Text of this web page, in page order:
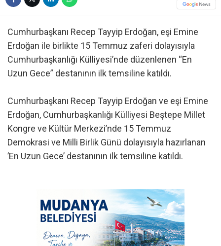
Cumhurbaşkanı Recep Tayyip Erdoğan, eşi Emine
Erdoğan ile birlikte 15 Temmuz zaferi dolayısıyla
Cumhurbaşkanlığı Külliyesi’nde düzenlenen “En
Uzun Gece” destanının ilk temsiline katıldı.
Cumhurbaşkanı Recep Tayyip Erdoğan ve eşi Emine
Erdoğan, Cumhurbaşkanlığı Külliyesi Beştepe Millet
Kongre ve Kültür Merkezi’nde 15 Temmuz
Demokrasi ve Milli Birlik Günü dolayısıyla hazırlanan
’En Uzun Gece’ destanının ilk temsiline katıldı.